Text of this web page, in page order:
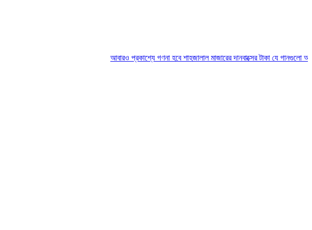
আবারও প্রকাশ্যে গণনা হবে শাহজালাল মাজারের দানবাক্সের টাকাযে গানগুলো আজও ফিরিয়ে